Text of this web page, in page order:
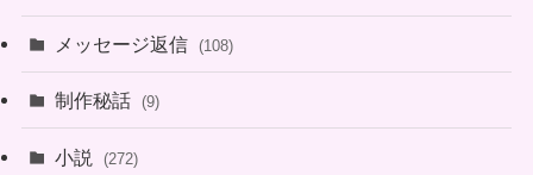
メッセージ返信 (108)
制作秘話 (9)
小説 (272)